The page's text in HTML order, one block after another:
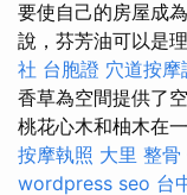
要使自己的房屋成
說，芬芳油可以是
社 台胞證 穴道按摩
香草為空間提供了
桃花心木和柚木在
按摩執照 大里 整骨
wordpress seo 台